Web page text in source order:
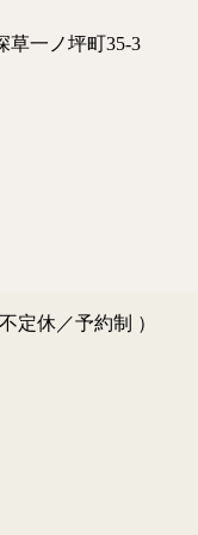
草一ノ坪町35-3
定休／予約制 ）